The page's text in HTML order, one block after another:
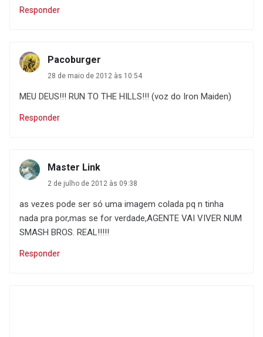
Responder
Pacoburger
28 de maio de 2012 às 10:54
MEU DEUS!!! RUN TO THE HILLS!!! (voz do Iron Maiden)
Responder
Master Link
2 de julho de 2012 às 09:38
as vezes pode ser só uma imagem colada pq n tinha
nada pra por,mas se for verdade,AGENTE VAI VIVER NUM
SMASH BROS. REAL!!!!!
Responder